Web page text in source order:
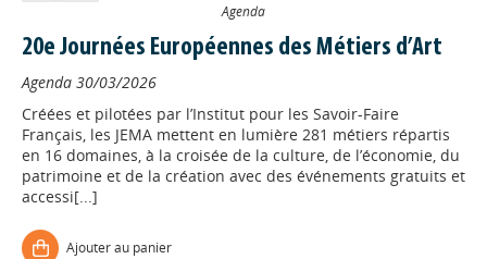
Agenda
20e Journées Européennes des Métiers d’Art
Agenda 30/03/2026
Créées et pilotées par l’Institut pour les Savoir-Faire
Français, les JEMA mettent en lumière 281 métiers répartis
en 16 domaines, à la croisée de la culture, de l’économie, du
patrimoine et de la création avec des événements gratuits et
accessi[...]
Ajouter au panier